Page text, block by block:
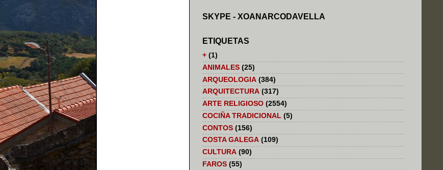
SKYPE - XOANARCODAVELLA
ETIQUETAS
+ (1)
ANIMALES (25)
ARQUEOLOGIA (384)
ARQUITECTURA (317)
ARTE RELIGIOSO (2554)
COCIÑA TRADICIONAL (5)
CONTOS (156)
COSTA GALEGA (109)
CULTURA (90)
FAROS (55)